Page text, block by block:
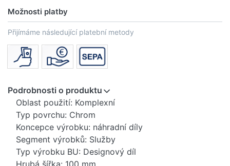
Možnosti platby
Přijímáme následující platební metody
Podrobnosti o produktu
Oblast použití: Komplexní
Typ povrchu: Chrom
Koncepce výrobku: náhradní díly
Segment výrobků: Služby
Typ výrobku BU: Designový díl
Hrubá šířka: 100 mm